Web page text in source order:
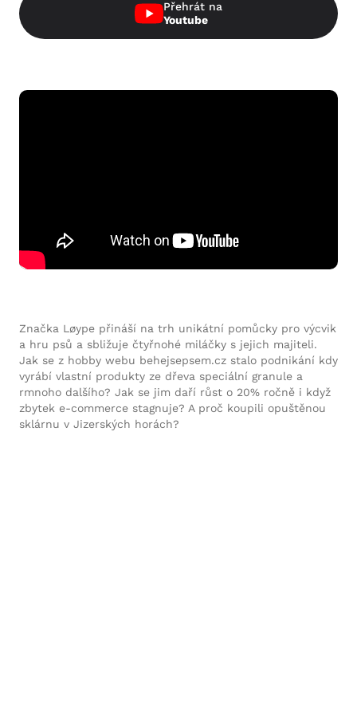
Přehrát na
Youtube
Značka Løype přináší na trh unikátní pomůcky pro výcvik
a hru psů a sbližuje čtyřnohé miláčky s jejich majiteli.
Jak se z hobby webu behejsepsem.cz stalo podnikání kdy
vyrábí vlastní produkty ze dřeva speciální granule a
rmnoho dalšího? Jak se jim daří růst o 20% ročně i když
zbytek e-commerce stagnuje? A proč koupili opuštěnou
sklárnu v Jizerských horách?